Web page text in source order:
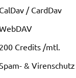
CalDav / CardDav
200 Credits /mtl.
& Virenschutz